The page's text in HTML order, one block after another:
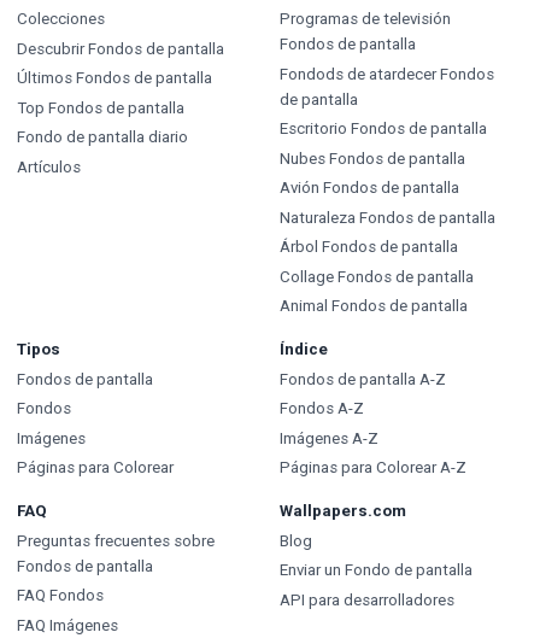
Colecciones
Descubrir Fondos de pantalla
Últimos Fondos de pantalla
Top Fondos de pantalla
Fondo de pantalla diario
Artículos
Programas de televisión
Fondos de pantalla
Fondods de atardecer Fondos
de pantalla
Escritorio Fondos de pantalla
Nubes Fondos de pantalla
Avión Fondos de pantalla
Naturaleza Fondos de pantalla
Árbol Fondos de pantalla
Collage Fondos de pantalla
Animal Fondos de pantalla
Tipos
Fondos de pantalla
Fondos
Imágenes
Páginas para Colorear
Índice
Fondos de pantalla A-Z
Fondos A-Z
Imágenes A-Z
Páginas para Colorear A-Z
FAQ
Preguntas frecuentes sobre
Fondos de pantalla
FAQ Fondos
FAQ Imágenes
Wallpapers.com
Blog
Enviar un Fondo de pantalla
API para desarrolladores